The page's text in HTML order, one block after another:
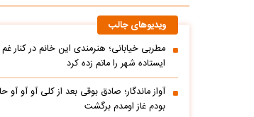
ویدیوهای جالب
مطربی خیابانی؛ هنرمندی این خانم در کنار غم
ایستاده شهر را ماتم زده کرد
آواز ماندگار؛ صادق بوقی بعد از کلی آو آو آو
بودم غاز اومدم برگشت